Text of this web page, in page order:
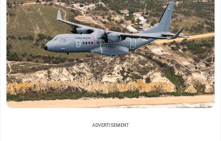
ADVERTISEMENT